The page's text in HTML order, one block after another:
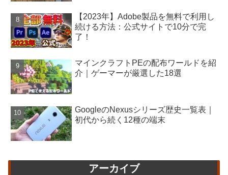
【2023年】Adobe製品を無料で利用し
続ける方法：公式サイトで10分で完
了！
マインクラフトPEの配布ワールドを紹
介｜ゲーマーが厳選した18選
GoogleのNexusシリーズ歴史一覧表｜
初代から続く12種の端末
アーカイブ